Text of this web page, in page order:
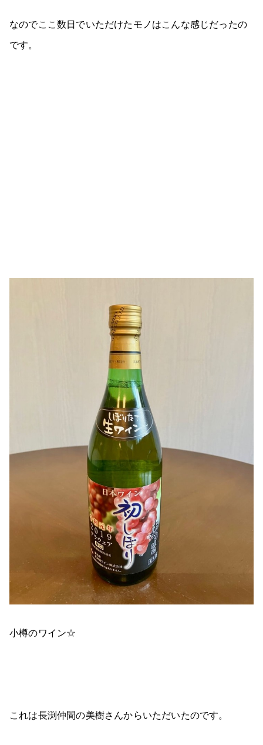
なのでここ数日でいただけたモノはこんな感じだったの
です。
小樽のワイン☆
これは長渕仲間の美樹さんからいただいたのです。